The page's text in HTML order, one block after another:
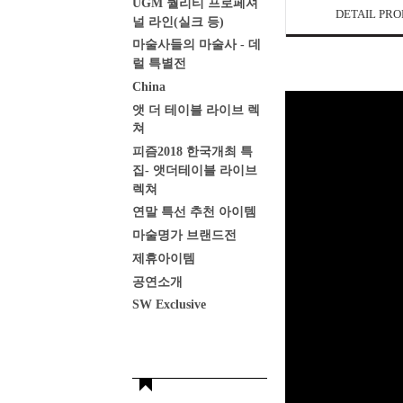
UGM 퀄리티 프로페셔
널 라인(실크 등)
마술사들의 마술사 - 데
럴 특별전
China
앳 더 테이블 라이브 렉
쳐
피즘2018 한국개최 특
집- 앳더테이블 라이브
렉쳐
연말 특선 추천 아이템
마술명가 브랜드전
제휴아이템
공연소개
SW Exclusive
DETAIL